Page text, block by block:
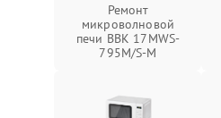
Ремонт
микроволновой
печи BBK 17MWS-
795M/S-M